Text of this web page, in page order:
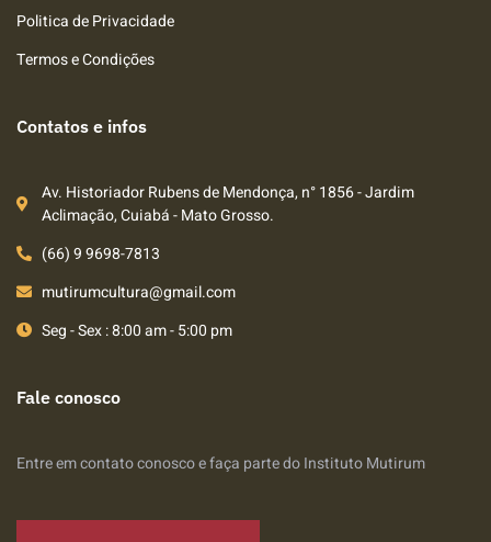
Politica de Privacidade
Termos e Condições
Contatos e infos
Av. Historiador Rubens de Mendonça, n° 1856 - Jardim
Aclimação, Cuiabá - Mato Grosso.
(66) 9 9698-7813
mutirumcultura@gmail.com
Seg - Sex : 8:00 am - 5:00 pm
Fale conosco
Entre em contato conosco e faça parte do Instituto Mutirum